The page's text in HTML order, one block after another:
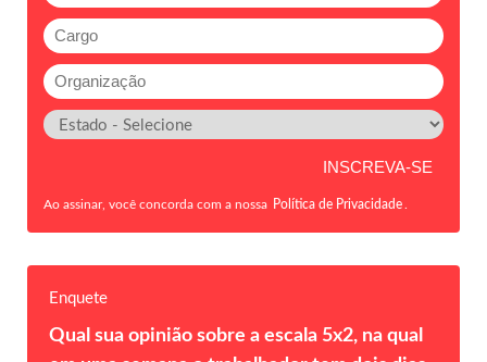
Ao assinar, você concorda com a nossa Política de Privacidade
Enquete
Qual sua opinião sobre a escala 5x2, na qual